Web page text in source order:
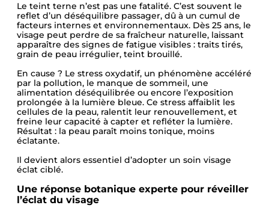
Le teint terne n’est pas une fatalité. C’est souvent le
reflet d’un déséquilibre passager, dû à un cumul de
facteurs internes et environnementaux. Dès 25 ans, le
visage peut perdre de sa fraîcheur naturelle, laissant
apparaître des signes de fatigue visibles : traits tirés,
grain de peau irrégulier, teint brouillé.
En cause ? Le stress oxydatif, un phénomène accéléré
par la pollution, le manque de sommeil, une
alimentation déséquilibrée ou encore l’exposition
prolongée à la lumière bleue. Ce stress affaiblit les
cellules de la peau, ralentit leur renouvellement, et
freine leur capacité à capter et refléter la lumière.
Résultat : la peau paraît moins tonique, moins
éclatante.
Il devient alors essentiel d’adopter un soin visage
éclat ciblé.
Une réponse botanique experte pour réveiller
l’éclat du visage